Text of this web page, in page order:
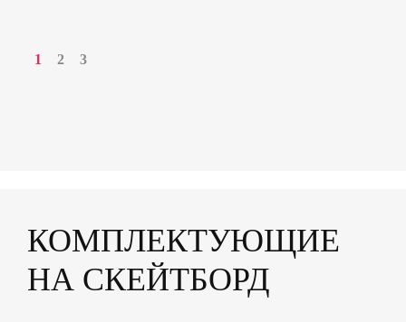
1 2 3
КОМПЛЕКТУЮЩИЕ
НА СКЕЙТБОРД